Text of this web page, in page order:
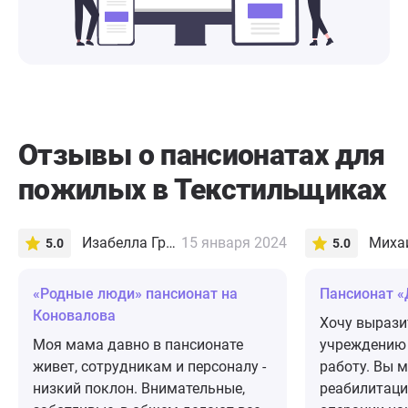
Отзывы о пансионатах для
пожилых в Текстильщиках
5.0 Изабелла Гришина 15 января 2024
«Родные люди» пансионат на
Коновалова
Моя мама давно в пансионате
живет, сотрудникам и персоналу -
низкий поклон. Внимательные,
5.0
Пансионат
Хочу
учреждению за
работу. Вы